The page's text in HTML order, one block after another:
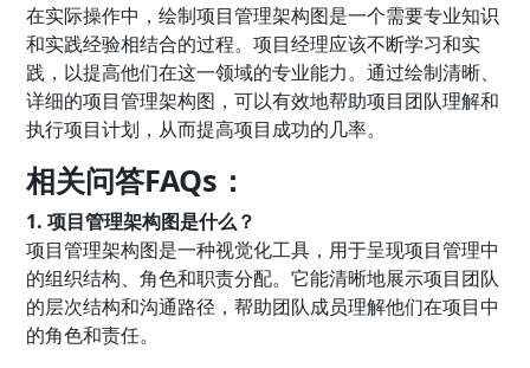
在实际操作中，绘制项目管理架构图是一个需要专业知识
和实践经验相结合的过程。项目经理应该不断学习和实
践，以提高他们在这一领域的专业能力。通过绘制清晰、
详细的项目管理架构图，可以有效地帮助项目团队理解和
执行项目计划，从而提高项目成功的几率。
相关问答FAQs：
1. 项目管理架构图是什么？
项目管理架构图是一种视觉化工具，用于呈现项目管理中
的组织结构、角色和职责分配。它能清晰地展示项目团队
的层次结构和沟通路径，帮助团队成员理解他们在项目中
的角色和责任。